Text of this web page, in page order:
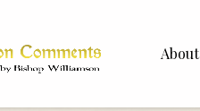
About